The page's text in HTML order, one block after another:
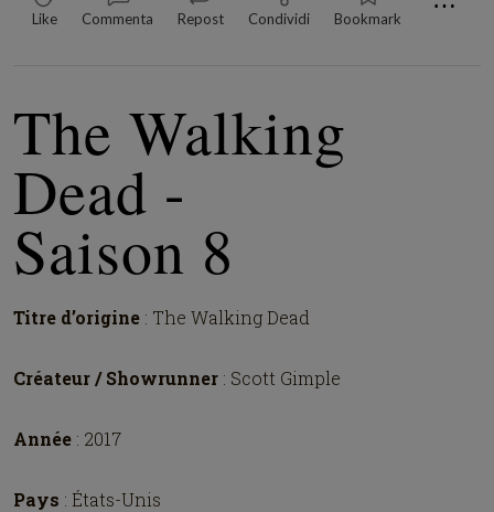
Like Commenta Repost Condividi Bookmark
The Walking
Dead -
Saison 8
Titre d’origine : The Walking Dead
Créateur / Showrunner : Scott Gimple
Année : 2017
Pays : États-Unis